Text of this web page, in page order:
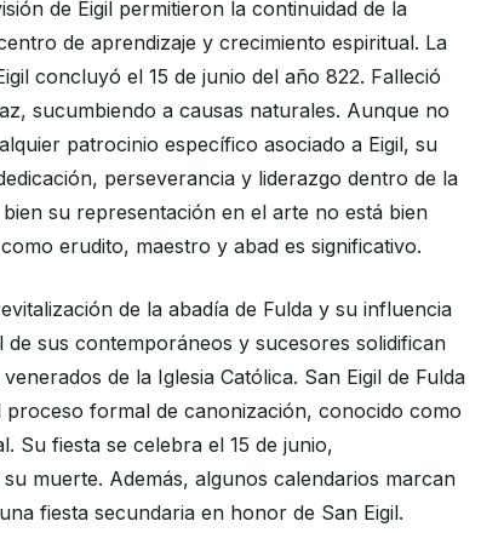
de Eigil permitieron la continuidad de la
de aprendizaje y crecimiento espiritual. La
concluyó el 15 de junio del año 822. Falleció
sucumbiendo a causas naturales. Aunque no
patrocinio específico asociado a Eigil, su
perseverancia y liderazgo dentro de la
su representación en el arte no está bien
erudito, maestro y abad es significativo.
de la abadía de Fulda y su influencia
sus contemporáneos y sucesores solidifican
de la Iglesia Católica. San Eigil de Fulda
proceso formal de canonización, conocido como
Su fiesta se celebra el 15 de junio,
muerte. Además, algunos calendarios marcan
fiesta secundaria en honor de San Eigil.